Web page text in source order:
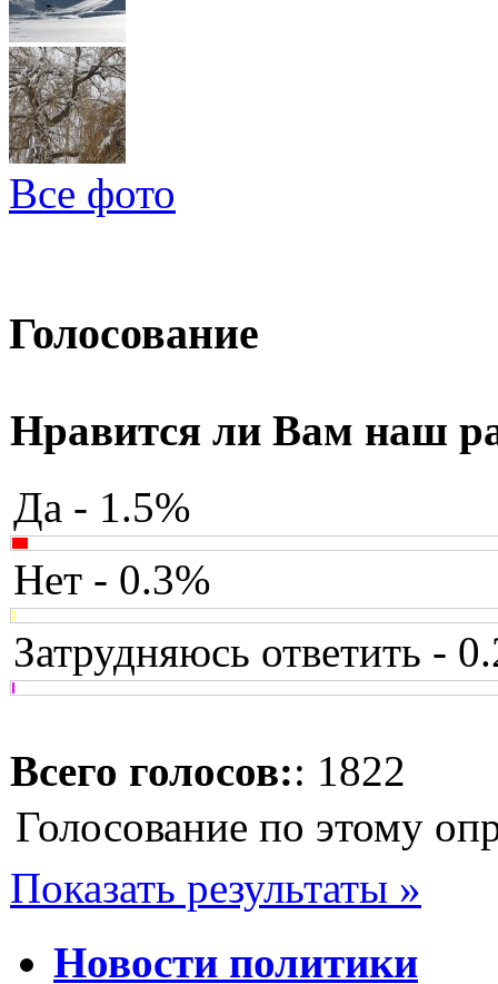
Все фото
Голосование
Нравится ли Вам наш
Да - 1.5%
Нет - 0.3%
Затрудняюсь ответить -
Всего голосов:: 1822
Голосование по этому
Показать результаты »
Новости политики